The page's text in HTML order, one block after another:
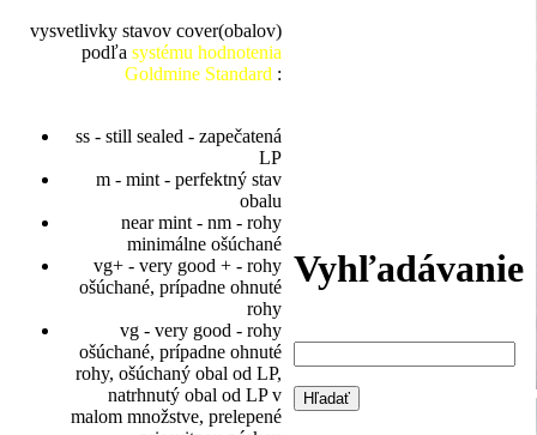
vysvetlivky stavov cover(obalov)
podľa systému hodnotenia
Goldmine Standard :
ss - still sealed - zapečatená
LP
m - mint - perfektný stav
obalu
near mint - nm - rohy
minimálne ošúchané
vg+ - very good + - rohy
ošúchané, prípadne ohnuté
rohy
vg - very good - rohy
ošúchané, prípadne ohnuté
rohy, ošúchaný obal od LP,
natrhnutý obal od LP v
malom množstve, prelepené
Vyhľadávanie